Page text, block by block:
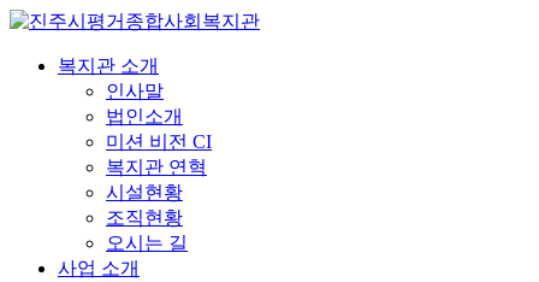
복지관 소개
인사말
법인소개
미션 비전 CI
복지관 연혁
시설현황
조직현황
오시는 길
사업 소개